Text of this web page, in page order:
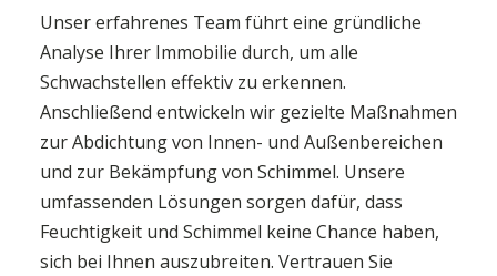
Unser erfahrenes Team führt eine gründliche
Analyse Ihrer Immobilie durch, um alle
Schwachstellen effektiv zu erkennen.
Anschließend entwickeln wir gezielte Maßnahmen
zur Abdichtung von Innen- und Außenbereichen
und zur Bekämpfung von Schimmel. Unsere
umfassenden Lösungen sorgen dafür, dass
Feuchtigkeit und Schimmel keine Chance haben,
sich bei Ihnen auszubreiten. Vertrauen Sie